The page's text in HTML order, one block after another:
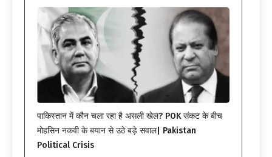
पाकिस्तान में कौन चला रहा है असली खेल? POK संकट के बीच
मोहसिन नकवी के बयान से उठे बड़े सवाल| Pakistan
Political Crisis